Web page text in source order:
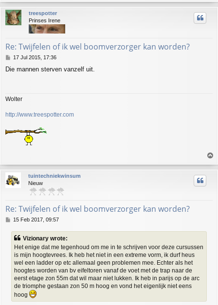
p
treespotter
Prinses Irene
Re: Twijfelen of ik wel boomverzorger kan worden?
P
s
17 Jul 2015, 17:36
Die mannen sterven vanzelf uit.
Wolter
http://www.treespotter.com
o
p
tuintechniekwinsum
Nieuw
Re: Twijfelen of ik wel boomverzorger kan worden?
P
s
15 Feb 2017, 09:57
Vizionary wrote:
Het enige dat me tegenhoud om me in te schrijven voor deze cursussen
is mijn hoogtevrees. Ik heb het niet in een extreme vorm, ik durf heus
wel een ladder op etc allemaal geen problemen mee. Echter als het
hoogtes worden van bv eifeltoren vanaf de voet met de trap naar de
eerst etage zon 55m dat wil maar niet lukken. Ik heb in parijs op de arc
de triomphe gestaan zon 50 m hoog en vond het eigenlijk niet eens
hoog